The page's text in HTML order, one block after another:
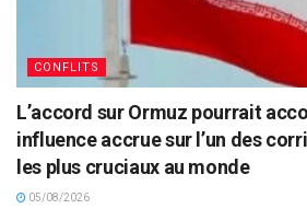
CONFLITS
L’accord sur Ormuz pourrait
influence accrue sur l’un des
les plus cruciaux au monde
05/08/2026